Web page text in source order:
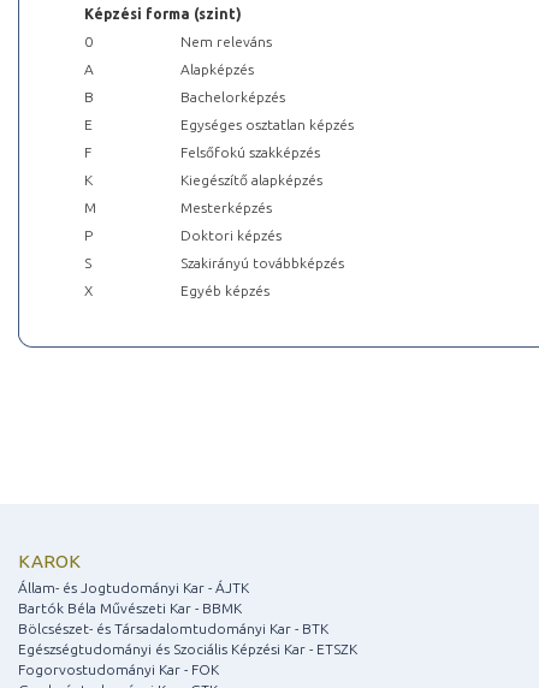
Képzési forma (szint)
0
Nem releváns
A
Alapképzés
B
Bachelorképzés
E
Egységes osztatlan képzés
F
Felsőfokú szakképzés
K
Kiegészítő alapképzés
M
Mesterképzés
P
Doktori képzés
S
Szakirányú továbbképzés
X
Egyéb képzés
KAROK
Állam- és Jogtudományi Kar - ÁJTK
Bartók Béla Művészeti Kar - BBMK
Bölcsészet- és Társadalomtudományi Kar - BTK
Egészségtudományi és Szociális Képzési Kar - ETSZK
Fogorvostudományi Kar - FOK